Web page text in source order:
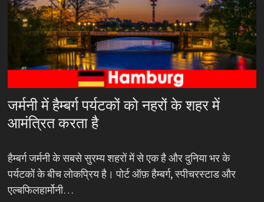
जर्मनी में हैम्बर्ग पर्यटकों को नहरों के शहर में
आमंत्रित करता है
हैम्बर्ग जर्मनी के सबसे सुरम्य शहरों में से एक है और दुनिया भर के
पर्यटकों के बीच लोकप्रिय है। पोर्ट ऑफ़ हैम्बर्ग, स्पीचरस्टाड और
एल्बफिलहार्मोनी…